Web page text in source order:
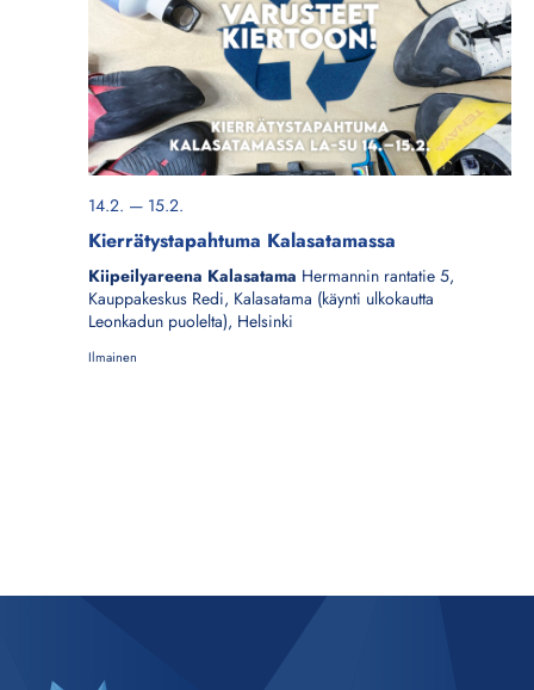
14.2. — 15.2.
Kierrätystapahtuma Kalasatamassa
Kiipeilyareena Kalasatama Hermannin rantatie 5,
Kauppakeskus Redi, Kalasatama (käynti ulkokautta
Leonkadun puolelta), Helsinki
Ilmainen